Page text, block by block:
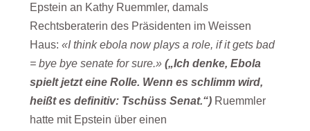
Epstein an Kathy Ruemmler, damals
Rechtsberaterin des Präsidenten im Weissen
Haus: «I think ebola now plays a role, if it gets bad
= bye bye senate for sure.» („Ich denke, Ebola
spielt jetzt eine Rolle. Wenn es schlimm wird,
heißt es definitiv: Tschüss Senat.“)Ruemmler
hatte mit Epstein über einen